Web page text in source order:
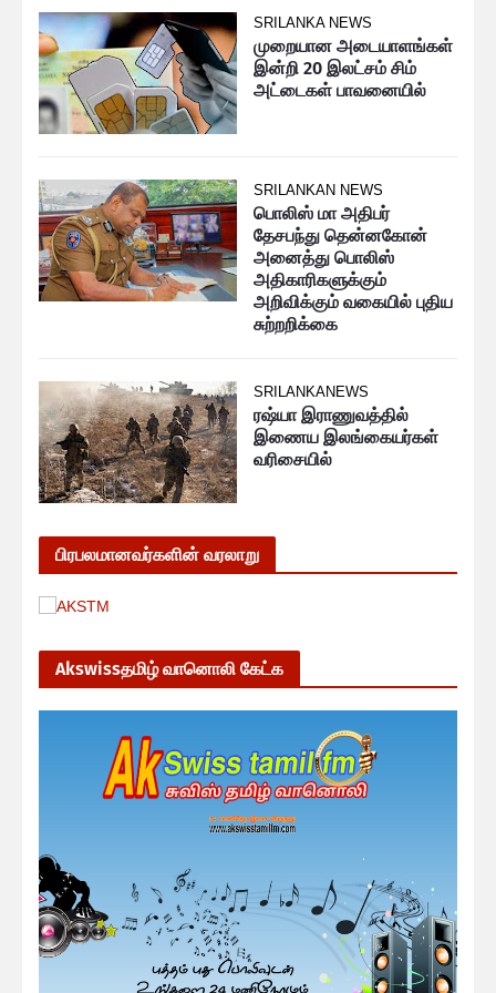
SRILANKA NEWS
முறையான அடையாளங்கள்
இன்றி 20 இலட்சம் சிம்
அட்டைகள் பாவனையில்
SRILANKAN NEWS
பொலிஸ் மா அதிபர்
தேசபந்து தென்னகோன்
அனைத்து பொலிஸ்
அதிகாரிகளுக்கும்
அறிவிக்கும் வகையில் புதிய
சுற்றறிக்கை
SRILANKANEWS
ரஷ்யா இராணுவத்தில்
இணைய இலங்கையர்கள்
வரிசையில்
பிரபலமானவர்களின் வரலாறு
Akswissதமிழ் வானொலி கேட்க